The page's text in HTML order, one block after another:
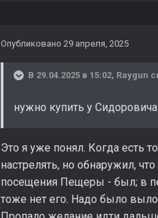
Опубликовано 29 апреля, 2025
В 29.04.2025 в 15:02, Raygun
нужно купить у
Это я уже понял. Когда есть
настрелять, но обнаружил,
посещения Пещеры - был; в
тоже нет его. Надо было